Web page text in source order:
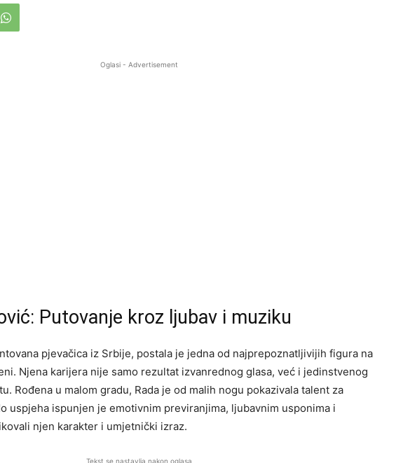
Oglasi - Advertisement
Putovanje kroz ljubav i muziku
pjevačica iz Srbije, postala je jedna od najprepoznatljivijih figura na
Njena karijera nije samo rezultat izvanrednog glasa, već i jedinstvenog
Rođena u malom gradu, Rada je od malih nogu pokazivala talent za
uspjeha ispunjen je emotivnim previranjima, ljubavnim usponima i
njen karakter i umjetnički izraz.
Tekst se nastavlja nakon oglasa